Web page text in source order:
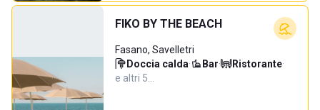
FIKO BY THE BEACH
Fasano, Savelletri
Doccia calda· Bar· Ristorante·
e altri 5…